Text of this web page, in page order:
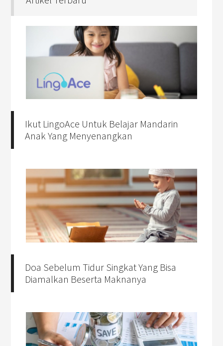
Ikut LingoAce Untuk Belajar Mandarin
Anak Yang Menyenangkan
Doa Sebelum Tidur Singkat Yang Bisa
Diamalkan Beserta Maknanya